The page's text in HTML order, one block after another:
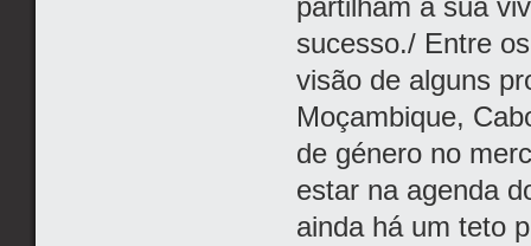
partilham a sua
sucesso./ Entre
visão de alguns
Moçambique,
de género no
estar na agenda
ainda há um teto